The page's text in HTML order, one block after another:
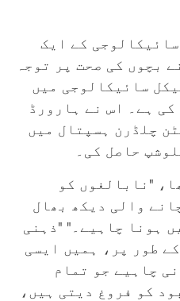
کے ایک
بچوں کی صحت پر توجہ
سائیکالوجی میں
ہے۔ اس نے ہارورڈ
چلڈرن ہسپتال میں
حاصل کی۔
"نابالغوں کو
والی دیکھ بھال
ہونا چاہیے۔" "ذہنی
طور پر، ہمیں ایسی
چاہیے جو تمام
کو فروغ دیتی ہیں،